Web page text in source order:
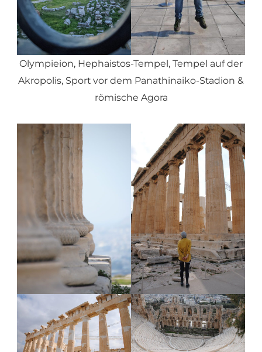
Olympieion, Hephaistos-Tempel, Tempel auf der
Akropolis, Sport vor dem Panathinaiko-Stadion &
römische Agora